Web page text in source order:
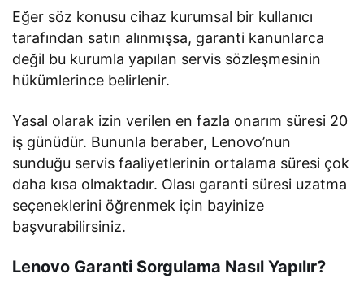
Eğer söz konusu cihaz kurumsal bir kullanıcı
tarafından satın alınmışsa, garanti kanunlarca
değil bu kurumla yapılan servis sözleşmesinin
hükümlerince belirlenir.
Yasal olarak izin verilen en fazla onarım süresi 20
iş günüdür. Bununla beraber, Lenovo’nun
sunduğu servis faaliyetlerinin ortalama süresi çok
daha kısa olmaktadır. Olası garanti süresi uzatma
seçeneklerini öğrenmek için bayinize
başvurabilirsiniz.
Lenovo Garanti Sorgulama Nasıl Yapılır?